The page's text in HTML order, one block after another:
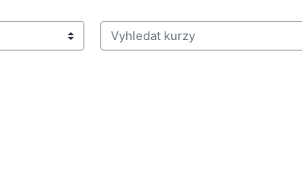
Vyhledat kurzy